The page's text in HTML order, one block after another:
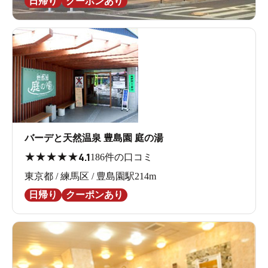
バーデと天然温泉 豊島園 庭の湯
★★★★★4.1186件の口コミ
東京都 / 練馬区 / 豊島園駅214m
日帰り
クーポンあり